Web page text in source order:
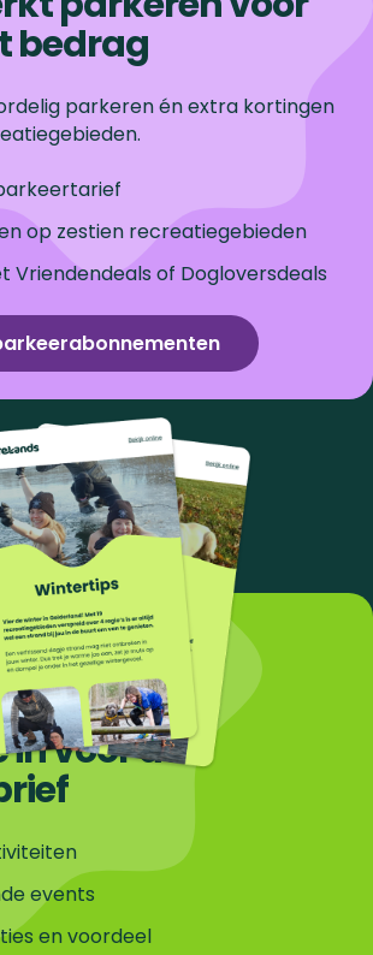
bedrag
parkeren én extra kortingen
op zestien recreatiegebieden
Vriendendeals of Dogloversdeals
in voor de
events
en voordeel